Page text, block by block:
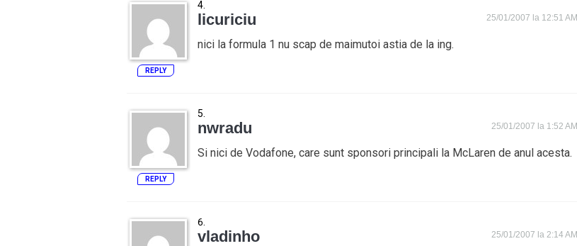
licuriciu 25/01/2007 la 12:51 AM
nici la formula 1 nu scap de maimutoi astia de la ing.
REPLY
nwradu 25/01/2007 la 1:52 AM
Si nici de Vodafone, care sunt sponsori principali la McLaren de anul acesta.
REPLY
vladinho 25/01/2007 la 2:14 AM